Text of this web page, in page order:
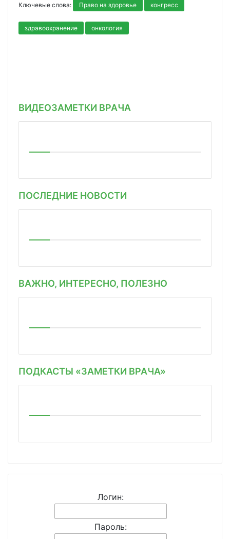
Ключевые слова: Право на здоровье конгресс
здравоохранение онкология
ВИДЕОЗАМЕТКИ ВРАЧА
ПОСЛЕДНИЕ НОВОСТИ
ВАЖНО, ИНТЕРЕСНО, ПОЛЕЗНО
ПОДКАСТЫ «ЗАМЕТКИ ВРАЧА»
Логин:
Пароль: